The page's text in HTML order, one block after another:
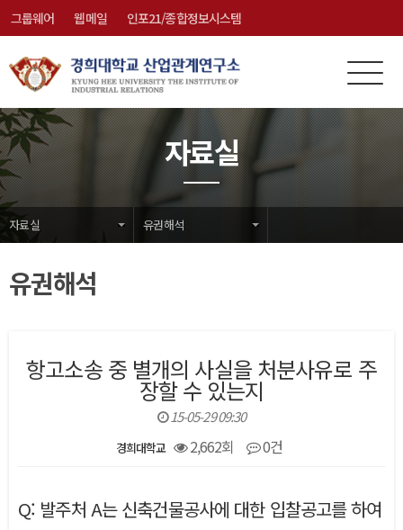
그룹웨어 웹메일 인포21/종합정보시스템
전
체
메
뉴
메
뉴
닫
기
자료실
자료실 유권해석
유권해석
항고소송 중 별개의 사실을 처분사유로 주
장할 수 있는지
15-05-29 09:30
경희대학교 2,662회 0건
Q: 발주처 A는 신축건물공사에 대한 입찰공고를 하여